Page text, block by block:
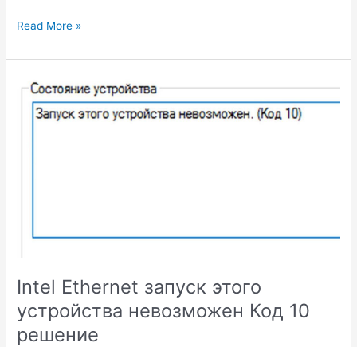
Как
учётную
Microsoft
при
Read More »
Intel Ethernet запуск этого
устройства невозможен Код 10
решение